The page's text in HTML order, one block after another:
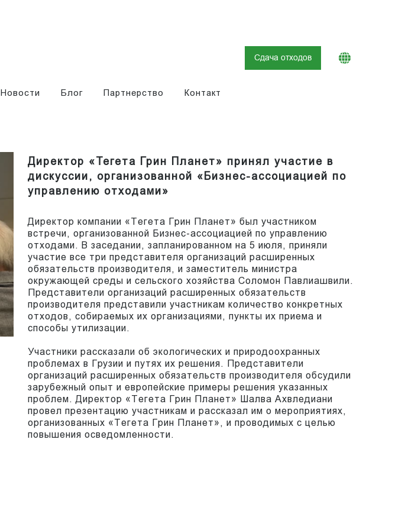
Сдача отходов
Новости Блог Партнерство Контакт
Директор «Тегета Грин Планет» принял участие в
дискуссии, организованной «Бизнес-ассоциацией по
управлению отходами»
Директор компании «Тегета Грин Планет» был участником
встречи, организованной Бизнес-ассоциацией по управлению
отходами. В заседании, запланированном на 5 июля, приняли
участие все три представителя организаций расширенных
обязательств производителя, и заместитель министра
окружающей среды и сельского хозяйства Соломон Павлиашвили.
Представители организаций расширенных обязательств
производителя представили участникам количество конкретных
отходов, собираемых их организациями, пункты их приема и
способы утилизации.
Участники рассказали об экологических и природоохранных
проблемах в Грузии и путях их решения. Представители
организаций расширенных обязательств производителя обсудили
зарубежный опыт и европейские примеры решения указанных
проблем. Директор «Тегета Грин Планет» Шалва Ахвледиани
провел презентацию участникам и рассказал им о мероприятиях,
организованных «Тегета Грин Планет», и проводимых с целью
повышения осведомленности.